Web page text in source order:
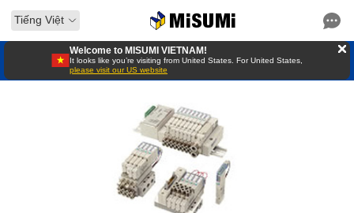
Tiếng Việt
Welcome to MISUMI VIETNAM!
It looks like you’re visiting from United States. For United States,
please visit our US website